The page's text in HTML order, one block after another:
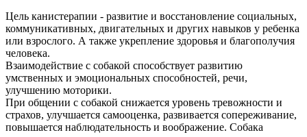
Цель канистерапии - развитие и восстановление социальных,
коммуникативных, двигательных и других навыков у ребенка
или взрослого. А также укрепление здоровья и благополучия
человека.
Взаимодействие с собакой способствует развитию
умственных и эмоциональных способностей, речи,
улучшению моторики.
При общении с собакой снижается уровень тревожности и
страхов, улучшается самооценка, развивается сопереживание,
повышается наблюдательность и воображение. Собака